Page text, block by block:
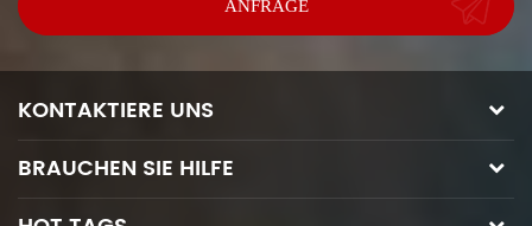
KONTAKTIERE UNS
BRAUCHEN SIE HILFE